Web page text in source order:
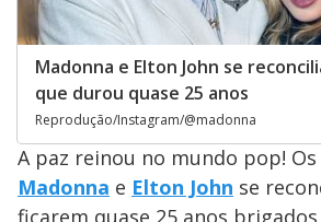
Madonna e Elton John se
que durou quase 25 anos
Reprodução/Instagram/@madonna
A paz reinou no mundo pop!
Madonna e Elton John se